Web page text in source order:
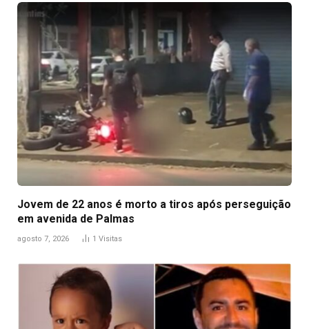
Jovem de 22 anos é morto a tiros após perseguição
em avenida de Palmas
agosto 7, 2026 1 Visitas